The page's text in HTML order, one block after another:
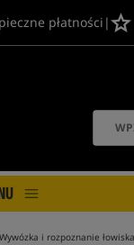
płatności |
Wywózka i rozpoznanie łowiska